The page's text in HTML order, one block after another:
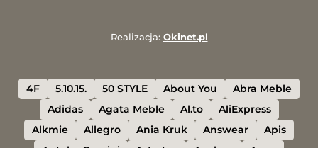
Realizacja: Okinet.pl
4F 5.10.15. 50 STYLE About You
Abra Meble
Adidas
Agata Meble Al.to
AliExpress
Alkmie
Allegro Ania Kruk Answear
Apis